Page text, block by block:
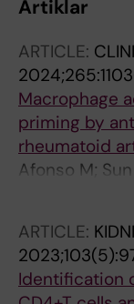
Artiklar
ARTICLE:
Macrophage
priming by
rheumatoid
Afonso M;
Lagutkin D;
ARTICLE:
Identification